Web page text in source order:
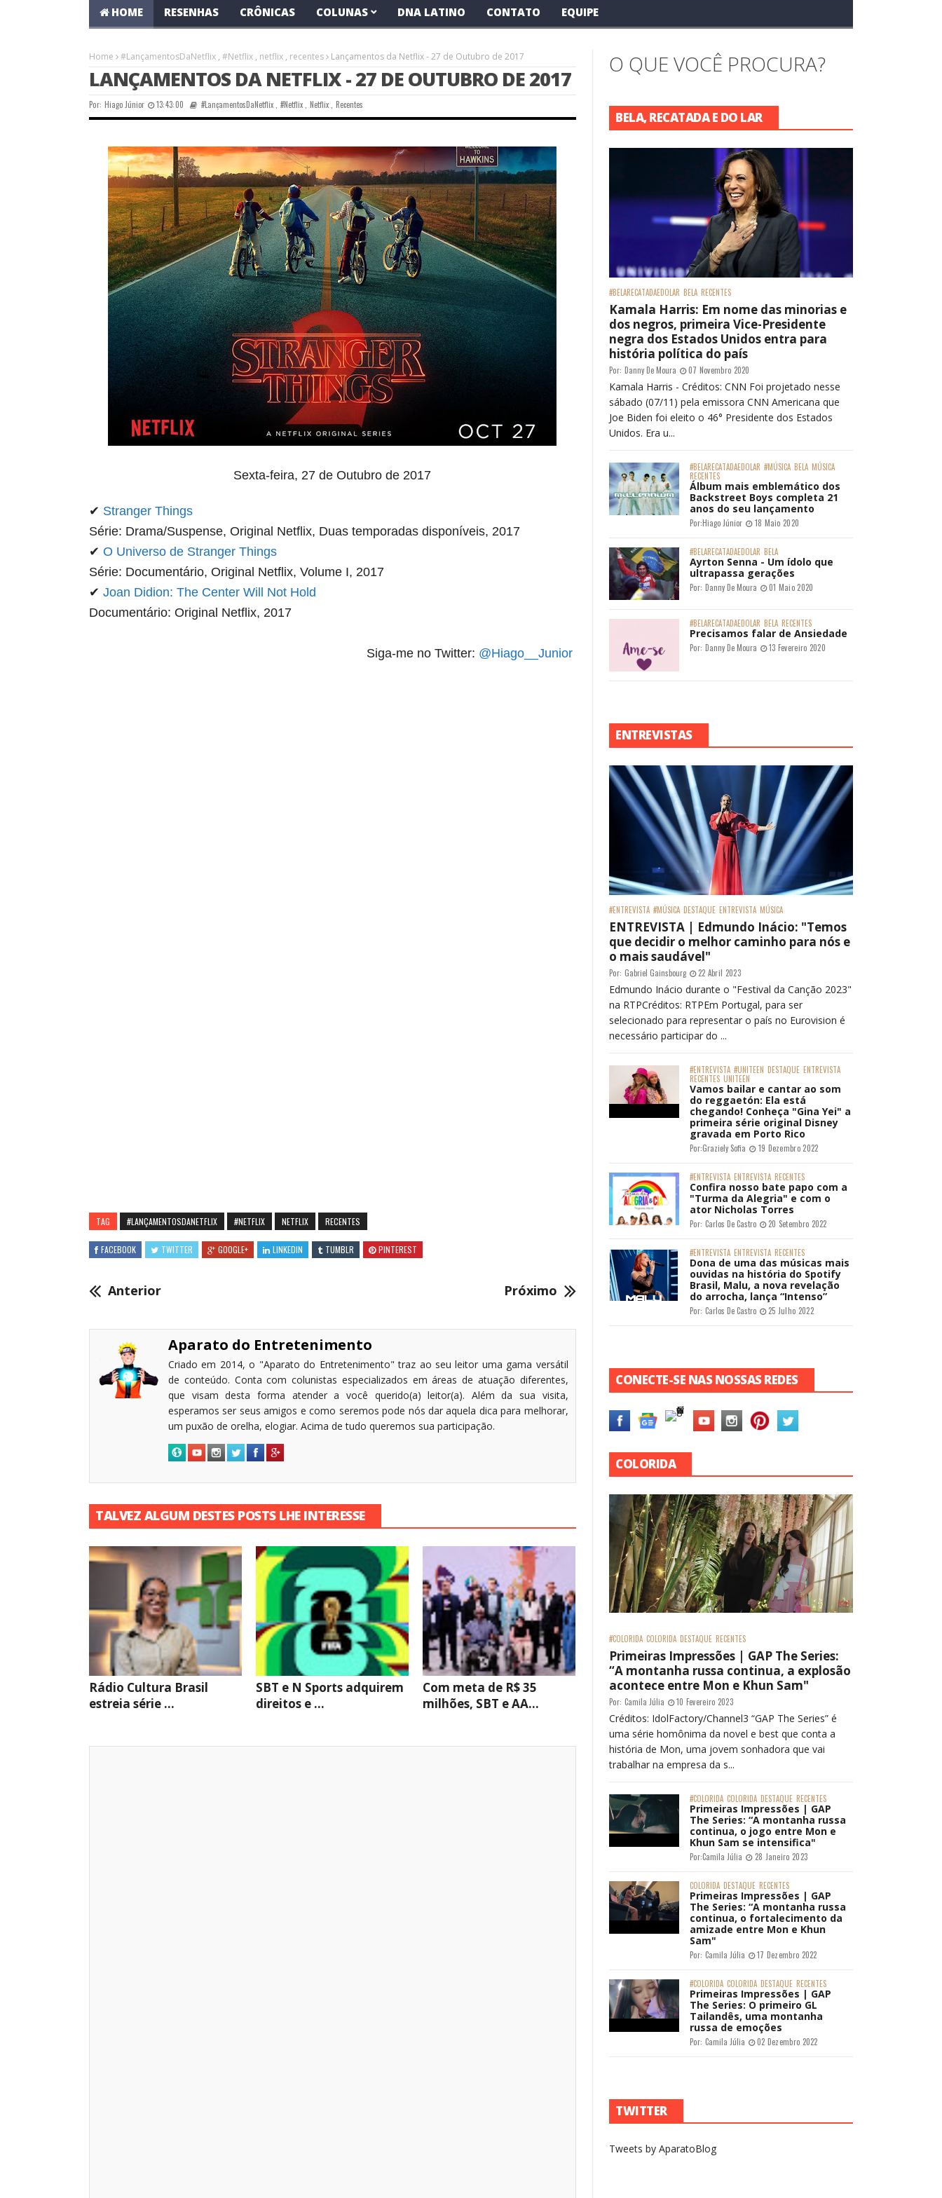
HOME RESENHAS CRÔNICAS COLUNAS DNA LATINO CONTATO EQUIPE
Home #LançamentosDaNetflix , #Netflix , netflix , recentes Lançamentos da Netflix - 27 de Outubro de 2017
LANÇAMENTOS DA NETFLIX - 27 DE OUTUBRO DE 2017
Por: Hiago Júnior 13:43:00 #LançamentosDaNetflix ,#Netflix Netflix, Recentes
Sexta-feira, 27de Outubro de 2017
✔ Stranger Things
Série: Drama/Suspense, Original Netflix, Duas temporadas disponíveis, 2017
✔ O Universo de Stranger Things
Série: Documentário, Original Netflix, Volume I, 2017
✔ Joan Didion: The Center Will Not Hold
Documentário: Original Netflix, 2017
Siga-me no Twitter: @Hiago__Junior
TAG #LANÇAMENTOSDANETFLIX #NETFLIX NETFLIX RECENTES
FACEBOOK TWITTER GOOGLE+ LINKEDIN TUMBLR PINTEREST
Anterior Próximo
Aparato do Entretenimento
Criado em 2014, o "Aparato do Entretenimento" traz ao seu leitor uma gama versátil
de conteúdo. Conta com colunistas especializados em áreas de atuação diferentes,
que visam desta forma atender a você querido(a) leitor(a). Além da sua visita,
esperamos ser seus amigos e como seremos pode nós dar aquela dica para melhorar,
um puxão de orelha, elogiar. Acima de tudo queremos sua participação.
TALVEZ ALGUM DESTES POSTS LHE INTERESSE
Rádio Cultura Brasil
estreia série ...
SBT e N Sports adquirem
direitos e ...
Com meta de R$ 35
milhões, SBT e AA...
O QUE VOCÊ PROCURA?
BELA, RECATADA E DO LAR
#BELARECATADAEDOLAR BELA RECENTES
Kamala Harris: Em nome das minorias e
dos negros, primeira Vice-Presidente
negra dos Estados Unidos entra para
história política do país
Por: Danny De Moura 07 Novembro 2020
Kamala Harris - Créditos: CNN Foi projetado nesse
sábado (07/11) pela emissora CNN Americana que
Joe Biden foi eleito o 46° Presidente dos Estados
Unidos. Era u...
#BELARECATADAEDOLAR #MÚSICA BELA MÚSICA
RECENTES
Álbum mais emblemático dos
Backstreet Boys completa 21
anos do seu lançamento
Por:Hiago Júnior 18 Maio 2020
#BELARECATADAEDOLAR BELA
Ayrton Senna - Um ídolo que
ultrapassa gerações
Por: Danny De Moura 01 Maio 2020
#BELARECATADAEDOLAR BELA RECENTES
Precisamos falar de Ansiedade
Por: Danny De Moura 13 Fevereiro 2020
ENTREVISTAS
#ENTREVISTA #MÚSICA DESTAQUE ENTREVISTA MÚSICA
ENTREVISTA | Edmundo Inácio: "Temos
que decidir o melhor caminho para nós e
o mais saudável"
Por: Gabriel Gainsbourg 22 Abril 2023
Edmundo Inácio durante o "Festival da Canção 2023"
na RTPCréditos: RTPEm Portugal, para ser
selecionado para representar o país no Eurovision é
necessário participar do ...
#ENTREVISTA #UNITEEN DESTAQUE ENTREVISTA
RECENTES UNITEEN
Vamos bailar e cantar ao som
do reggaetón: Ela está
chegando! Conheça "Gina Yei" a
primeira série original Disney
gravada em Porto Rico
Por:Graziely Sofia 19 Dezembro 2022
#ENTREVISTA ENTREVISTA RECENTES
Confira nosso bate papo com a
"Turma da Alegria" e com o
ator Nicholas Torres
Por: Carlos De Castro 20 Setembro 2022
#ENTREVISTA ENTREVISTA RECENTES
Dona de uma das músicas mais
ouvidas na história do Spotify
Brasil, Malu, a nova revelação
do arrocha, lança “Intenso”
Por: Carlos De Castro 25 Julho 2022
CONECTE-SE NAS NOSSAS REDES
COLORIDA
#COLORIDA COLORIDA DESTAQUE RECENTES
Primeiras Impressões | GAP The Series:
“A montanha russa continua, a explosão
acontece entre Mon e Khun Sam"
Por: Camila Júlia 10 Fevereiro 2023
Créditos: IdolFactory/Channel3 “GAP The Series” é
uma série homônima da novel e best que conta a
história de Mon, uma jovem sonhadora que vai
trabalhar na empresa da s...
#COLORIDA COLORIDA DESTAQUE RECENTES
Primeiras Impressões | GAP
The Series: “A montanha russa
continua, o jogo entre Mon e
Khun Sam se intensifica"
Por:Camila Júlia 28 Janeiro 2023
COLORIDA DESTAQUE RECENTES
Primeiras Impressões | GAP
The Series: “A montanha russa
continua, o fortalecimento da
amizade entre Mon e Khun
Sam"
Por: Camila Júlia 17 Dezembro 2022
#COLORIDA COLORIDA DESTAQUE RECENTES
Primeiras Impressões | GAP
The Series: O primeiro GL
Tailandês, uma montanha
russa de emoções
Por: Camila Júlia 02 Dezembro 2022
TWITTER
Tweets by AparatoBlog